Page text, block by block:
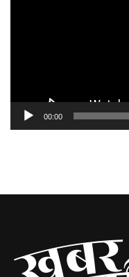
00:00